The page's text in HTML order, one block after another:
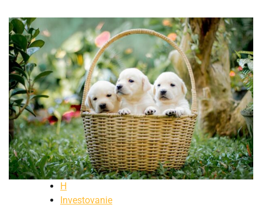
H
Investovanie